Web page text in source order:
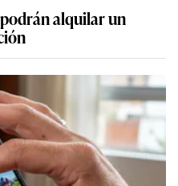
alquilar un